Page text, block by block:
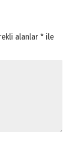
alanlar* ile